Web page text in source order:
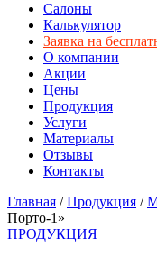
Салоны
Калькулятор
Заявка на
О компании
Акции
Цены
Продукция
Услуги
Материалы
Отзывы
Контакты
Главная /Продукция /
Порто-1»
ПРОДУКЦИЯ